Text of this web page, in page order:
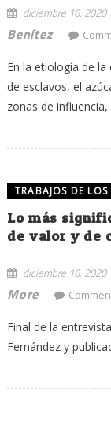
diciembre 16, 2020
Benítez
En la etiología de
de esclavos, el
zonas de
TRABAJOS DE
Lo más
de valor y de
diciembre 16, 2020
More
Final de la
Fernández y